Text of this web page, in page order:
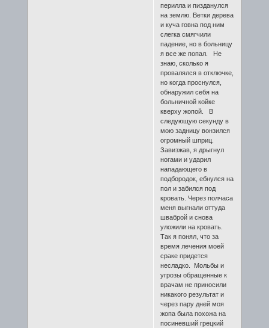
перилла и пизданулся
на землю. Ветки дерева
и куча говна под ним
слегка смягчили
падение, но в больницу
я все же попал. Не
знаю, сколько я
провалялся в отключке,
но когда проснулся,
обнаружил себя на
больничной койке
кверху жопой. В
следующую секунду в
мою задницу вонзился
огромный шприц.
Завизжав, я дрыгнул
ногами и ударил
нападающего в
подбородок, ебнулся на
пол и забился под
кровать. Через полчаса
меня выгнали оттуда
шваброй и снова
уложили на кровать.
Так я понял, что за
время лечения моей
сраке придется
несладко. Мольбы и
угрозы обращенные к
врачам не приносили
никакого результат и
через пару дней моя
жопа была похожа на
посиневший грецкий